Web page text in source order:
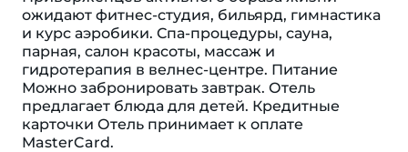
ожидают фитнес-студия, бильярд, гимнастика
и курс аэробики. Спа-процедуры, сауна,
парная, салон красоты, массаж и
гидротерапия в велнес-центре. Питание
Можно забронировать завтрак. Отель
предлагает блюда для детей. Кредитные
карточки Отель принимает к оплате
MasterCard.